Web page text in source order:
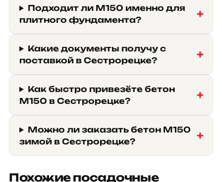
Подходит ли М150 именно для
плитного фундамента?
Какие документы получу с
поставкой в Сестрорецке?
Как быстро привезёте бетон
М150 в Сестрорецке?
Можно ли заказать бетон М150
зимой в Сестрорецке?
Похожие посадочные